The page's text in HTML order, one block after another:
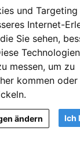
und Targeting
Internet-
Sie sehen,
messen, um zu
kommen oder
Ich
ändern
40x40